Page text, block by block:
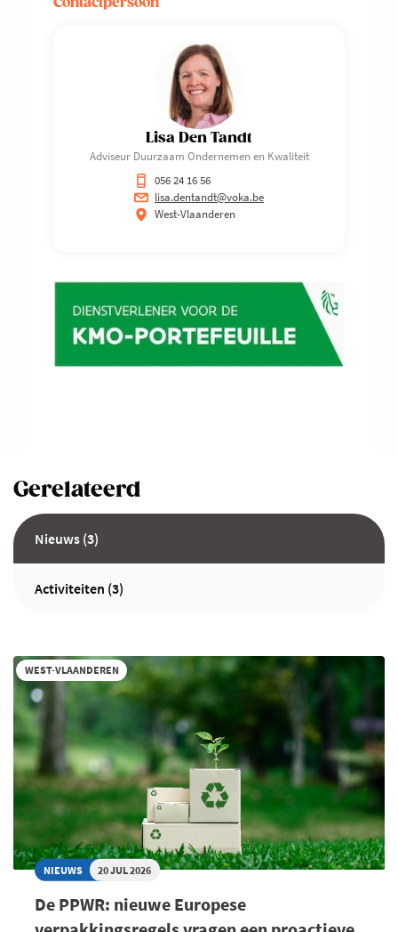
Lisa Den Tandt
Adviseur Duurzaam Ondernemen en Kwaliteit
056 24 16 56
lisa.dentandt@voka.be
West-Vlaanderen
Gerelateerd
Nieuws (3)
Activiteiten (3)
WEST-VLAANDEREN
NIEUWS 20 JUL 2026
De PPWR: nieuwe Europese